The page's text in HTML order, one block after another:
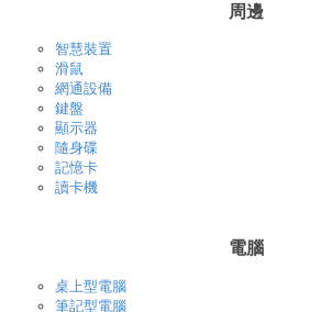
周邊
智慧裝置
滑鼠
網通設備
鍵盤
顯示器
隨身碟
記憶卡
讀卡機
電腦
桌上型電腦
筆記型電腦